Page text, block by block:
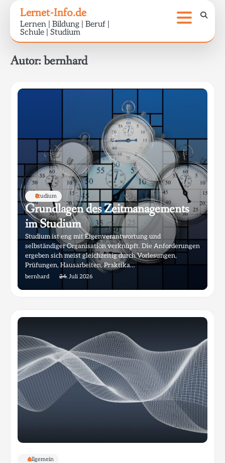
content
Lernet-Info.de
Lernen | Bildung | Beruf |
Schule | Studium
Autor:bernhard
Studium
Grundlagen des Zeitmanagements
im Studium
Studium ist eng mit Eigenverantwortung und
selbständiger Organisation verknüpft. Die Anforderungen
ergeben sich meist gleichzeitig durch Vorlesungen,
Prüfungen, Hausarbeiten, Praktika…
bernhard 24. Juli 2026
Allgemein